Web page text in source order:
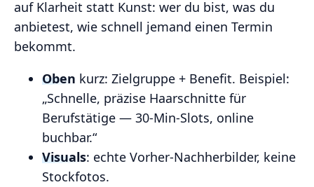
auf Klarheit statt Kunst: wer du bist, was du
anbietest, wie schnell jemand einen Termin
bekommt.
Oben kurz: Zielgruppe + Benefit. Beispiel:
„Schnelle, präzise Haarschnitte für
Berufstätige — 30‑Min‑Slots, online
buchbar.“
Visuals: echte Vorher‑Nachherbilder, keine
Stockfotos.